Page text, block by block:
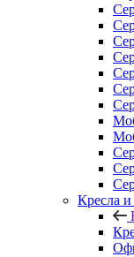
Кресла и